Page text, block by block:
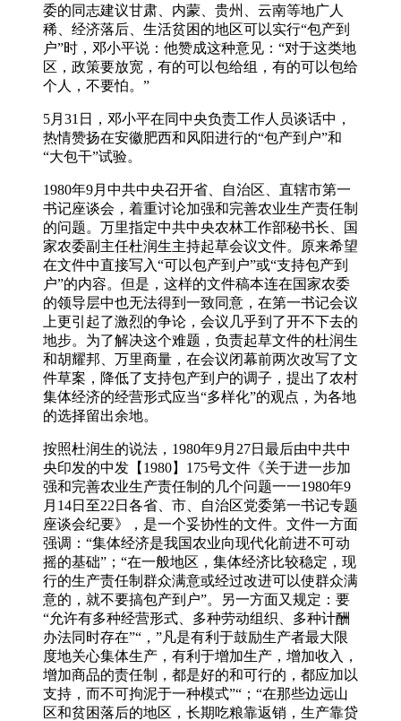
委的同志建议甘肃、内蒙、贵州、云南等地广人
稀、经济落后、生活贫困的地区可以实行“包产到
户”时，邓小平说：他赞成这种意见：“对于这类地
区，政策要放宽，有的可以包给组，有的可以包给
个人，不要怕。”
5月31日，邓小平在同中央负责工作人员谈话中，
热情赞扬在安徽肥西和风阳进行的“包产到户”和
“大包干”试验。
1980年9月中共中央召开省、自治区、直辖市第一
书记座谈会，着重讨论加强和完善农业生产责任制
的问题。万里指定中共中央农林工作部秘书长、国
家农委副主任杜润生主持起草会议文件。原来希望
在文件中直接写入“可以包产到户”或“支持包产到
户”的内容。但是，这样的文件稿本连在国家农委
的领导层中也无法得到一致同意，在第一书记会议
上更引起了激烈的争论，会议几乎到了开不下去的
地步。为了解决这个难题，负责起草文件的杜润生
和胡耀邦、万里商量，在会议闭幕前两次改写了文
件草案，降低了支持包产到户的调子，提出了农村
集体经济的经营形式应当“多样化”的观点，为各地
的选择留出余地。
按照杜润生的说法，1980年9月27日最后由中共中
央印发的中发【1980】175号文件《关于进一步加
强和完善农业生产责任制的几个问题一一1980年9
月14日至22日各省、市、自治区党委第一书记专题
座谈会纪要》，是一个妥协性的文件。文件一方面
强调：“集体经济是我国农业向现代化前进不可动
摇的基础”；“在一般地区，集体经济比较稳定，现
行的生产责任制群众满意或经过改进可以使群众满
意的，就不要搞包产到户”。另一方面又规定：要
“允许有多种经营形式、多种劳动组织、多种计酬
办法同时存在”“，”凡是有利于鼓励生产者最大限
度地关心集体生产，有利于增加生产，增加收入，
增加商品的责任制，都是好的和可行的，都应加以
支持，而不可拘泥于一种模式”“；“在那些边远山
区和贫困落后的地区，长期吃粮靠返销，生产靠贷